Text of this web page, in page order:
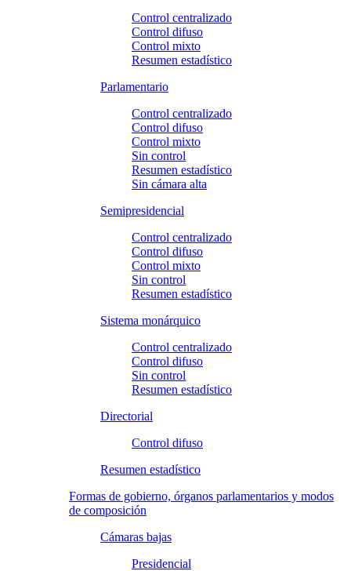
Control centralizado
Control difuso
Control mixto
Resumen estadístico
Parlamentario
Control centralizado
Control difuso
Control mixto
Sin control
Resumen estadístico
Sin cámara alta
Semipresidencial
Control centralizado
Control difuso
Control mixto
Sin control
Resumen estadístico
Sistema monárquico
Control centralizado
Control difuso
Sin control
Resumen estadístico
Directorial
Control difuso
Resumen estadístico
Formas de gobierno, órganos parlamentarios y modos
de composición
Cámaras bajas
Presidencial